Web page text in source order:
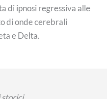
di ipnosi regressiva alle
di onde cerebrali
e Delta.